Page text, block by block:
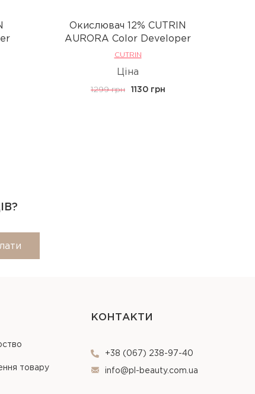
Окислювач 12% CUTRIN
AURORA Color Developer
CUTRIN
Ціна
1299 грн 1130 грн
товару
КОНТАКТИ
+38 (067) 238-97-40
info@pl-beauty.com.ua